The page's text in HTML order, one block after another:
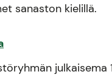
sanaston kielillä.
julkaisema